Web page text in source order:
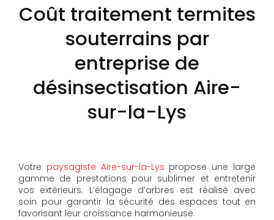
Coût traitement termites
souterrains par
entreprise de
désinsectisation Aire-
sur-la-Lys
Votre paysagiste Aire-sur-la-Lys propose une large
gamme de prestations pour sublimer et entretenir
vos extérieurs. L’élagage d’arbres est réalisé avec
soin pour garantir la sécurité des espaces tout en
favorisant leur croissance harmonieuse.